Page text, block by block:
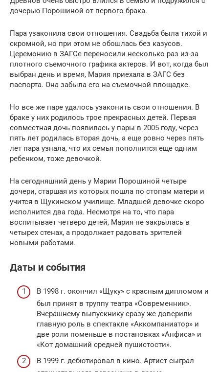
дочерью Порошиной от первого брака.
Пара узаконила свои отношения. Свадьба была тихой и
скромной, но при этом не обошлась без казусов.
Церемонию в ЗАГСе переносили несколько раз из-за
плотного съемочного графика актеров. И вот, когда был
выбран день и время, Мария приехала в ЗАГС без
паспорта. Она забыла его на съемочной площадке.
Но все же паре удалось узаконить свои отношения. В
браке у них родилось трое прекрасных детей. Первая
совместная дочь появилась у пары в 2005 году, через
пять лет родилась вторая дочь, а еще ровно через пять
лет пара узнала, что их семья пополнится еще одним
ребенком, тоже девочкой.
На сегодняшний день у Марии Порошиной четыре
дочери, старшая из которых пошла по стопам матери и
учится в Щукинском училище. Младшей девочке скоро
исполнится два года. Несмотря на то, что пара
воспитывает четверо детей, Мария не закрылась в
четырех стенах, а продолжает радовать зрителей
новыми работами.
Даты и события
В 1998 г. окончил «Щуку» с красным дипломом и
был принят в труппу театра «Современник».
Вчерашнему выпускнику сразу же доверили
главную роль в спектакле «Аккомпаниатор» и
две роли поменьше в постановках «Анфиса» и
«Кот домашний средней пушистости».
В 1999 г. дебютировал в кино. Артист сыграл